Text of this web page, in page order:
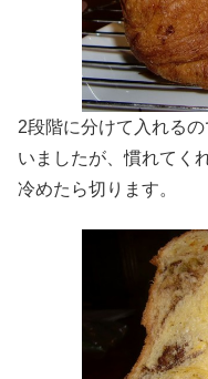
2段階に分けて入れる
いましたが、慣れてく
冷めたら切ります。